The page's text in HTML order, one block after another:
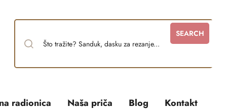
SEARCH
radionica Naša priča Blog Kontakt